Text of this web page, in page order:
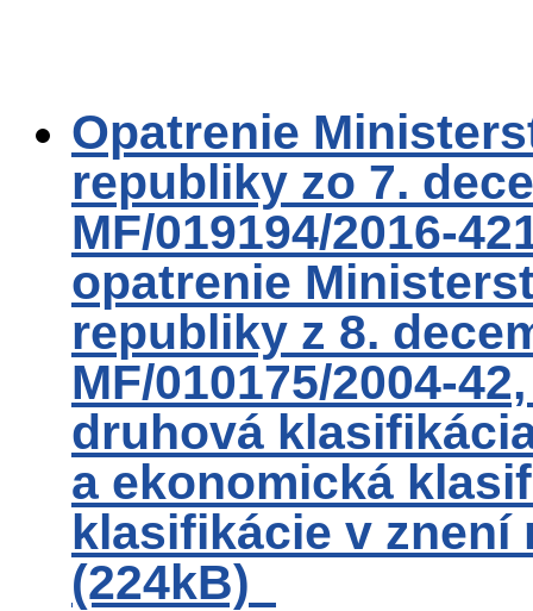
Opatrenie
republiky zo 7.
MF/019194/2016-
opatrenie
republiky z 8.
MF/010175/2004-
druhová
a ekonomická
klasifikácie v
(224kB)